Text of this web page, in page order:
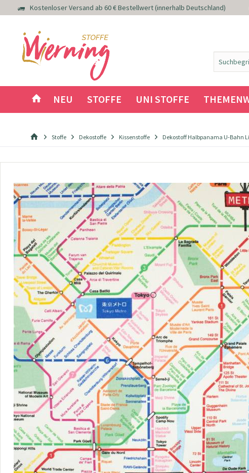
Kostenloser Versand ab 60 € Bestellwert (innerhalb Deutschland)
NEU STOFFE UNI STOFFE
Stoffe Dekostoffe Kissenstoffe Dekostoff Halbpanama U-Bahn